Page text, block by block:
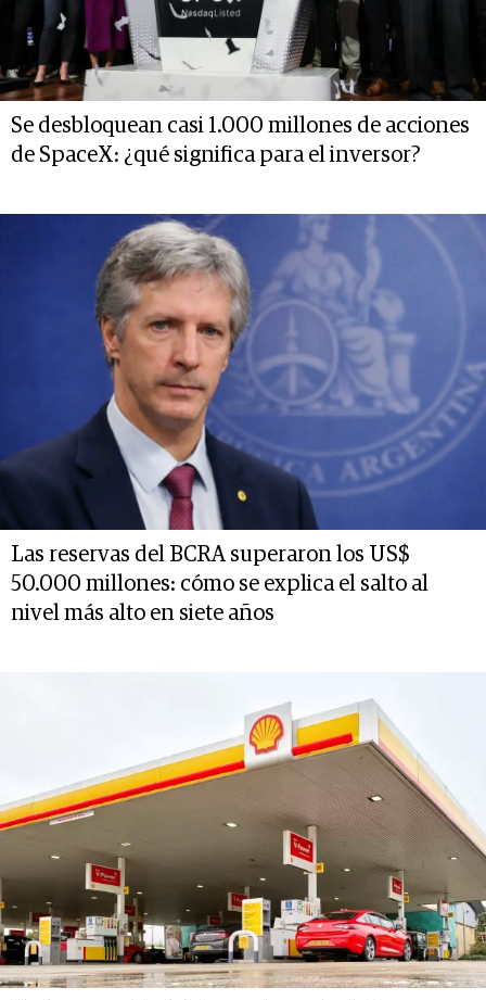
Se desbloquean casi 1.000 millones de acciones
de SpaceX: ¿qué significa para el inversor?
Las reservas del BCRA superaron los US$
50.000 millones: cómo se explica el salto al
nivel más alto en siete años